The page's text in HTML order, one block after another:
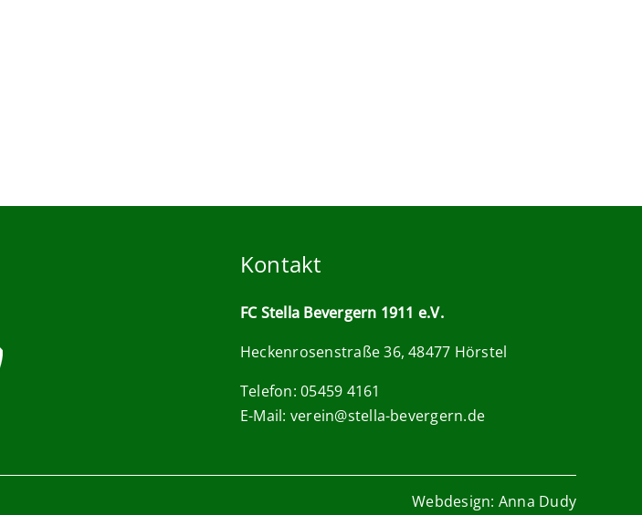
Kontakt
FC Stella Bevergern 1911 e.V.
Heckenrosenstraße 36, 48477 Hörstel
Telefon: 05459 4161
E-Mail: verein@stella-bevergern.de
Webdesign: Anna Dudy